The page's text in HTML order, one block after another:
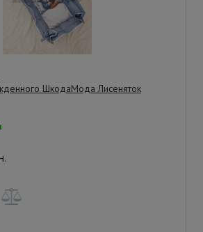
ШкодаМода Лисеняток